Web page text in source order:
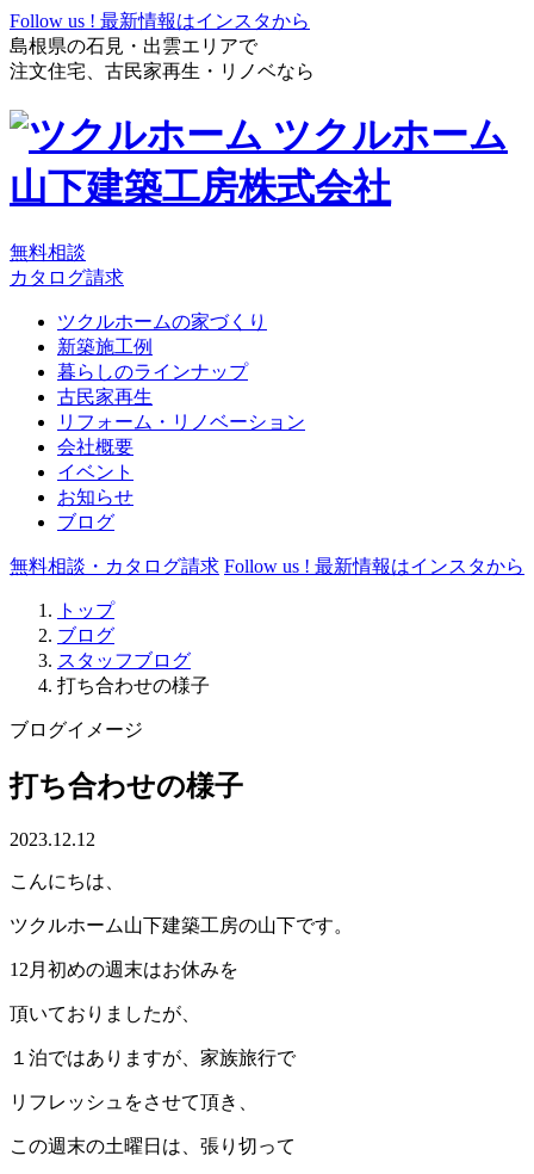
Follow us ! 最新情報はインスタから
島根県の石見・出雲エリアで
注文住宅、古民家再生・リノベなら
ツクルホーム
山下建築工房株式会社
無料相談
カタログ請求
ツクルホームの家づくり
新築施工例
暮らしのラインナップ
古民家再生
リフォーム・リノベーション
会社概要
イベント
お知らせ
ブログ
無料相談・カタログ請求 Follow us ! 最新情報はインスタから
トップ
ブログ
スタッフブログ
打ち合わせの様子
ブログイメージ
打ち合わせの様子
2023.12.12
こんにちは、
ツクルホーム山下建築工房の山下です。
12月初めの週末はお休みを
頂いておりましたが、
１泊ではありますが、家族旅行で
リフレッシュをさせて頂き、
この週末の土曜日は、張り切って